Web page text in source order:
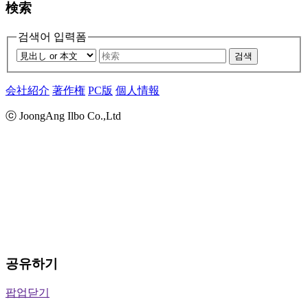
検索
검색어 입력폼
검색
会社紹介 著作権 PC版 個人情報
ⓒ JoongAng Ilbo Co.,Ltd
공유하기
팝업닫기